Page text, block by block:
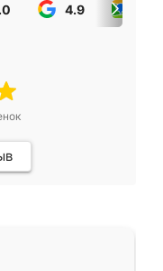
4.9